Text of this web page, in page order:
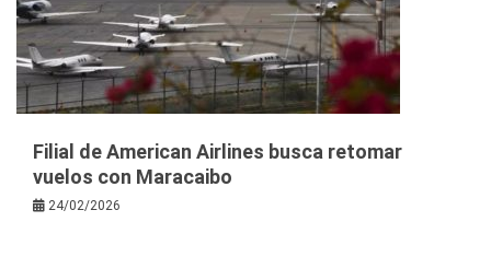
Filial de American Airlines busca retomar
vuelos con Maracaibo
24/02/2026